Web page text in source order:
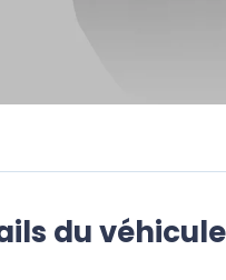
du véhicule